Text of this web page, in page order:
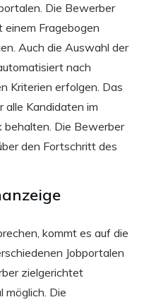
Die Bewerber
einem Fragebogen
Auch die Auswahl der
nach
Kriterien erfolgen. Das
alle Kandidaten im
behalten. Die Bewerber
den Fortschritt des
kommt es auf die
Jobportalen
zielgerichtet
möglich. Die